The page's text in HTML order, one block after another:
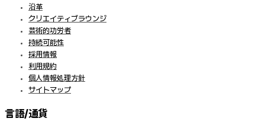
沿革
クリエイティブラウンジ
芸術的功労者
持続可能性
採用情報
利用規約
個人情報処理方針
サイトマップ
言語/通貨